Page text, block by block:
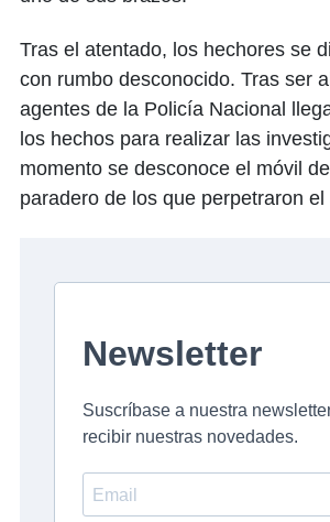
Tras el atentado, los hechores se
con rumbo desconocido. Tras ser
agentes de la Policía Nacional
los hechos para realizar las
momento se desconoce el móvil
paradero de los que perpetraron el